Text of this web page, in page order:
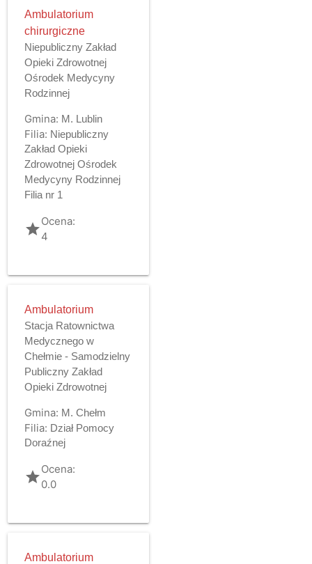
Ambulatorium
chirurgiczne
Niepubliczny Zakład
Opieki Zdrowotnej
Ośrodek Medycyny
Rodzinnej
Gmina: M. Lublin
Filia: Niepubliczny
Zakład Opieki
Zdrowotnej Ośrodek
Medycyny Rodzinnej
Filia nr 1
gradeOcena:
4
Ambulatorium
Stacja Ratownictwa
Medycznego w
Chełmie - Samodzielny
Publiczny Zakład
Opieki Zdrowotnej
Gmina: M. Chełm
Filia: Dział Pomocy
Doraźnej
gradeOcena:
0.0
Ambulatorium